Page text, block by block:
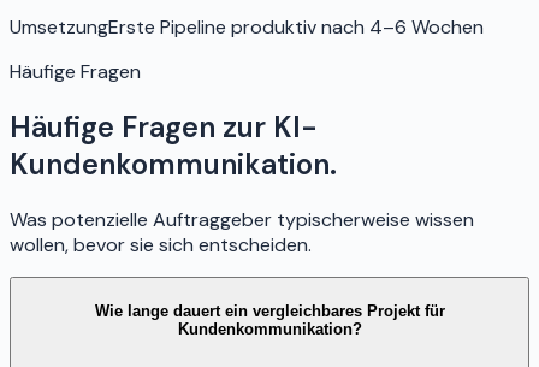
UmsetzungErste Pipeline produktiv nach 4–6 Wochen
Häufige Fragen
Häufige Fragen zur KI-
Kundenkommunikation.
Was potenzielle Auftraggeber typischerweise wissen
wollen, bevor sie sich entscheiden.
Wie lange dauert ein vergleichbares Projekt für
Kundenkommunikation?